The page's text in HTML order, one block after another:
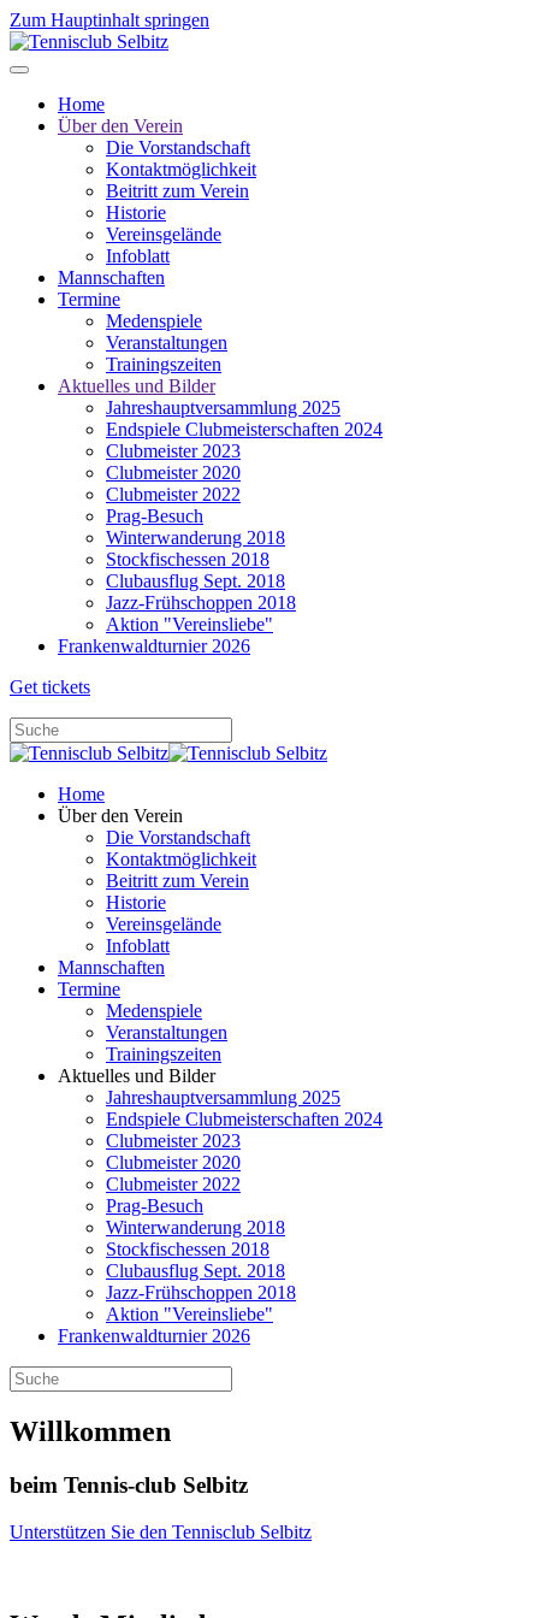
Zum Hauptinhalt springen
Home
Über den Verein
Die Vorstandschaft
Kontaktmöglichkeit
Beitritt zum Verein
Historie
Vereinsgelände
Infoblatt
Mannschaften
Termine
Medenspiele
Veranstaltungen
Trainingszeiten
Aktuelles und Bilder
Jahreshauptversammlung 2025
Endspiele Clubmeisterschaften 2024
Clubmeister 2023
Clubmeister 2020
Clubmeister 2022
Prag-Besuch
Winterwanderung 2018
Stockfischessen 2018
Clubausflug Sept. 2018
Jazz-Frühschoppen 2018
Aktion "Vereinsliebe"
Frankenwaldturnier 2026
Get tickets
Home
Über den Verein
Die Vorstandschaft
Kontaktmöglichkeit
Beitritt zum Verein
Historie
Vereinsgelände
Infoblatt
Mannschaften
Termine
Medenspiele
Veranstaltungen
Trainingszeiten
Aktuelles und Bilder
Jahreshauptversammlung 2025
Endspiele Clubmeisterschaften 2024
Clubmeister 2023
Clubmeister 2020
Clubmeister 2022
Prag-Besuch
Winterwanderung 2018
Stockfischessen 2018
Clubausflug Sept. 2018
Jazz-Frühschoppen 2018
Aktion "Vereinsliebe"
Frankenwaldturnier 2026
Willkommen
beim Tennis-club Selbitz
Unterstützen Sie den Tennisclub Selbitz